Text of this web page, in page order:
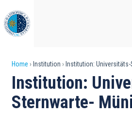
to
main
content
Breadcrumb
Home Institution Institution:
Institution:
Sternwarte-